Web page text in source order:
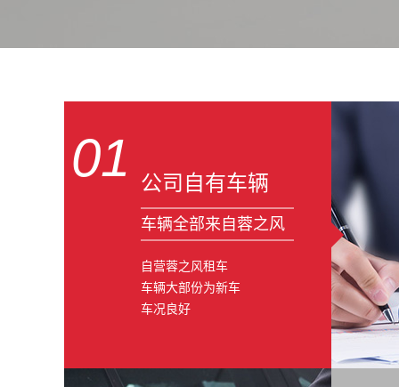
01 公司自有车辆
车辆全部来自蓉之风
自营蓉之风租车
车辆大部份为新车
车况良好